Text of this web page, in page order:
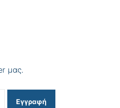
μας.
Εγγραφή